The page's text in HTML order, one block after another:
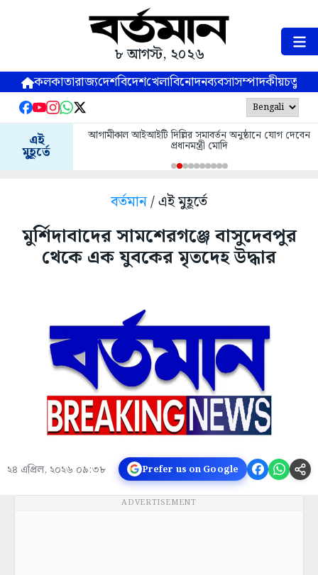
৮ আগস্ট, ২০২৬
কলকাতারাজ্যদেশবিদেশখেলাবিনোদনব্যবসাসম্পাদকীয়
এই
মুহূর্তে
আগামীকাল আইআইটি দিল্লির সমাবর্তন অনুষ্ঠানে যোগ দেবেন
প্রধানমন্ত্রী মোদি
বর্তমান/ এই মুহূর্তে
মুর্শিদাবাদের সামশেরগঞ্জে বাসুদেবপুর
থেকে এক যুবকের মৃতদেহ উদ্ধার
২৪ এপ্রিল, ২০২৬ ০৯:৩৮ Prefer us on Google
ADVERTISEMENT